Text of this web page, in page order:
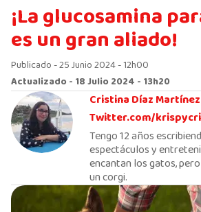
¡La glucosamina
es un gran aliado!
Publicado - 25 Junio 2024 - 12h00
Actualizado - 18 Julio 2024 - 13h20
Cristina Díaz
Twitter.com/
Tengo 12 años
espectáculos y
encantan los gatos,
un corgi.